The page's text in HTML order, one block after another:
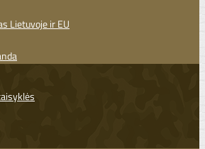
Lietuvoje ir EU